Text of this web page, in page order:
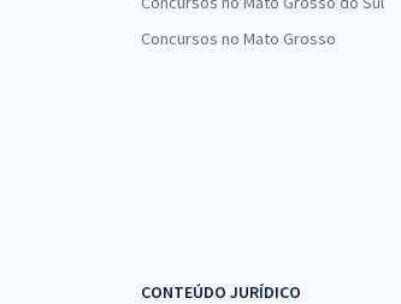
Concursos no Mato Grosso
CONTEÚDO JURÍDICO